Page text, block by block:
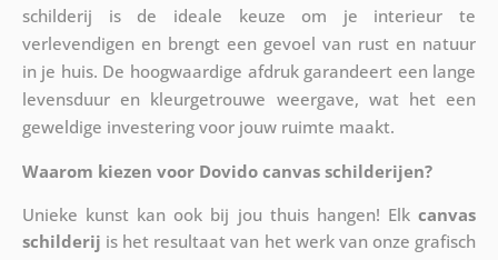
schilderij is de ideale keuze om je interieur te
verlevendigen en brengt een gevoel van rust en natuur
in je huis. De hoogwaardige afdruk garandeert een lange
levensduur en kleurgetrouwe weergave, wat het een
geweldige investering voor jouw ruimte maakt.
Waarom kiezen voor Dovido canvas schilderijen?
Unieke kunst kan ook bij jou thuis hangen! Elkcanvas
schilderij is het resultaat van het werk van onze grafisch